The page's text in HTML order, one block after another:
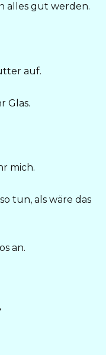
alles gut werden.
auf.
Glas.
mich.
tun, als wäre das
an.